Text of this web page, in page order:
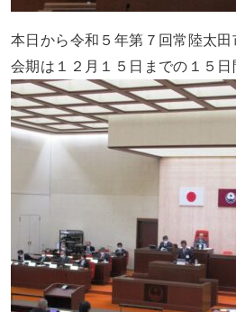
本日から令和５年第７回常陸太
会期は１２月１５日までの１５